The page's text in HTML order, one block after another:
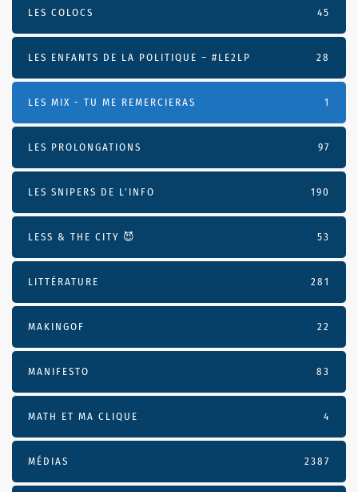
LES COLOCS 45
LES ENFANTS DE LA POLITIQUE – #LE2LP 28
LES MIX - TU ME REMERCIERAS 1
LES PROLONGATIONS 97
LES SNIPERS DE L’INFO 190
LESS & THE CITY 😈 53
LITTÉRATURE 281
MAKINGOF 22
MANIFESTO 83
MATH ET MA CLIQUE 4
MÉDIAS 2387